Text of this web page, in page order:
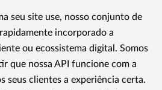
seu site use, nosso conjunto de
incorporado a
ou ecossistema digital. Somos
que nossa API funcione com a
seus clientes a experiência certa.